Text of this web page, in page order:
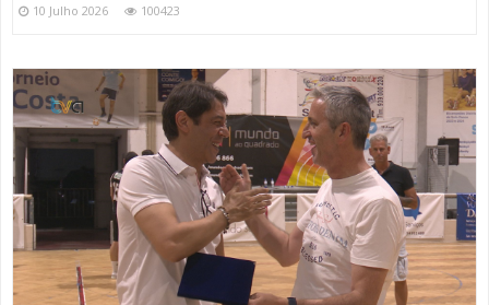
10 Julho 2026 100423